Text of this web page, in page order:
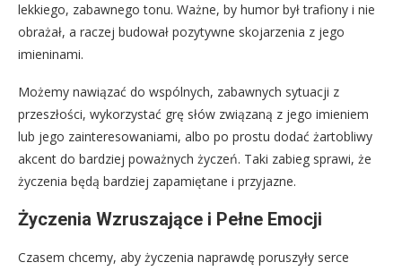
lekkiego, zabawnego tonu. Ważne, by humor był trafiony i nie
obrażał, a raczej budował pozytywne skojarzenia z jego
imieninami.
Możemy nawiązać do wspólnych, zabawnych sytuacji z
przeszłości, wykorzystać grę słów związaną z jego imieniem
lub jego zainteresowaniami, albo po prostu dodać żartobliwy
akcent do bardziej poważnych życzeń. Taki zabieg sprawi, że
życzenia będą bardziej zapamiętane i przyjazne.
Życzenia Wzruszające i Pełne Emocji
Czasem chcemy, aby życzenia naprawdę poruszyły serce